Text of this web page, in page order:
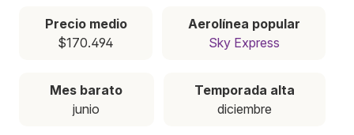
Precio medio
$170.494
Aerolínea popular
Sky Express
Mes barato
junio
Temporada alta
diciembre